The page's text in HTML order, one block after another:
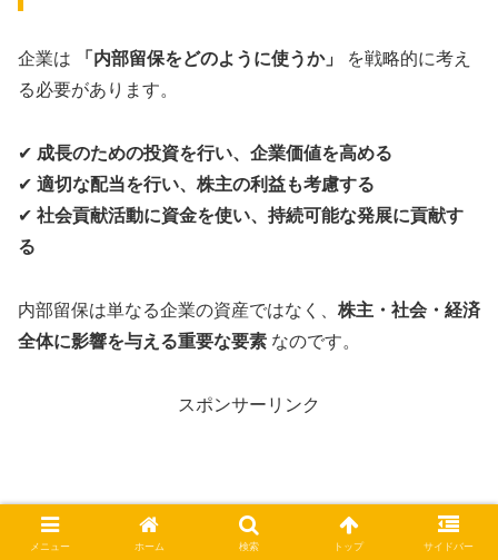
企業は 「内部留保をどのように使うか」
を戦略的に考え
る必要があります。
✔ 成長のための投資を行い、企業価値を高める
✔ 適切な配当を行い、株主の利益も考慮する
✔ 社会貢献活動に資金を使い、持続可能な発展に貢献す
る
内部留保は単なる企業の資産ではなく、 株主・社会・経済
全体に影響を与える重要な要素 なのです。
スポンサーリンク
メニュー ホーム 検索 トップ サイドバー